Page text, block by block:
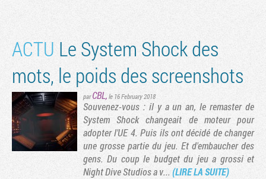
ACTU Le System Shock des
mots, le poids des screenshots
parCBL, le 16 February 2018
Souvenez-vous : il y a un an, le remaster de
System Shock changeait de moteur pour
adopter l'UE 4. Puis ils ont décidé de changer
une grosse partie du jeu. Et d'embaucher des
gens. Du coup le budget du jeu a grossi et
Night Dive Studios a v... (LIRE LA SUITE)
suivante